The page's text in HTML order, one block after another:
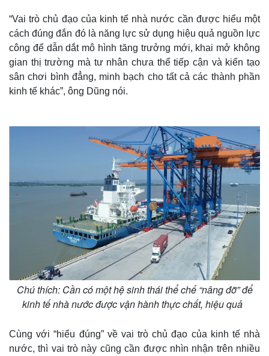
“Vai trò chủ đạo của kinh tế nhà nước cần được hiểu một
cách đúng đắn đó là năng lực sử dụng hiệu quả nguồn lực
công để dẫn dắt mô hình tăng trưởng mới, khai mở không
gian thị trường mà tư nhân chưa thể tiếp cận và kiến tạo
sân chơi bình đẳng, minh bạch cho tất cả các thành phần
kinh tế khác”, ông Dũng nói.
Chú thích: Cần có một hệ sinh thái thể chế “nâng đỡ” để
kinh tế nhà nước được vận hành thực chất, hiệu quả
Cùng với “hiểu đúng” về vai trò chủ đạo của kinh tế nhà
nước, thì vai trò này cũng cần được nhìn nhận trên nhiều